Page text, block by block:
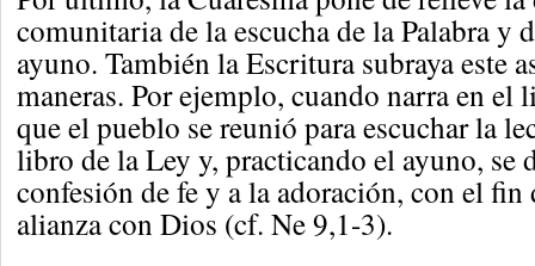
comunitaria de la escucha de la Palabra y
ayuno. También la Escritura subraya este
maneras. Por ejemplo, cuando narra en el
que el pueblo se reunió para escuchar la
libro de la Ley y, practicando el ayuno, se
confesión de fe y a la adoración, con el fin
alianza con Dios (cf. Ne 9,1-3).